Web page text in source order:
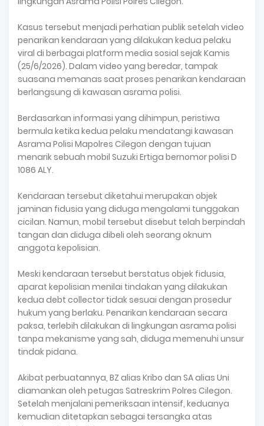
Kasus tersebut menjadi perhatian publik setelah video
penarikan kendaraan yang dilakukan kedua pelaku
viral di berbagai platform media sosial sejak Kamis
(25/6/2026). Dalam video yang beredar, tampak
suasana memanas saat proses penarikan kendaraan
berlangsung di kawasan asrama polisi.
Berdasarkan informasi yang dihimpun, peristiwa
bermula ketika kedua pelaku mendatangi kawasan
Asrama Polisi Mapolres Cilegon dengan tujuan
menarik sebuah mobil Suzuki Ertiga bernomor polisi D
1086 ALY.
Kendaraan tersebut diketahui merupakan objek
jaminan fidusia yang diduga mengalami tunggakan
cicilan. Namun, mobil tersebut disebut telah berpindah
tangan dan diduga dibeli oleh seorang oknum
anggota kepolisian.
Meski kendaraan tersebut berstatus objek fidusia,
aparat kepolisian menilai tindakan yang dilakukan
kedua debt collector tidak sesuai dengan prosedur
hukum yang berlaku. Penarikan kendaraan secara
paksa, terlebih dilakukan di lingkungan asrama polisi
tanpa mekanisme yang sah, diduga memenuhi unsur
tindak pidana.
Akibat perbuatannya, BZ alias Kribo dan SA alias Uni
diamankan oleh petugas Satreskrim Polres Cilegon.
Setelah menjalani pemeriksaan intensif, keduanya
kemudian ditetapkan sebagai tersangka atas